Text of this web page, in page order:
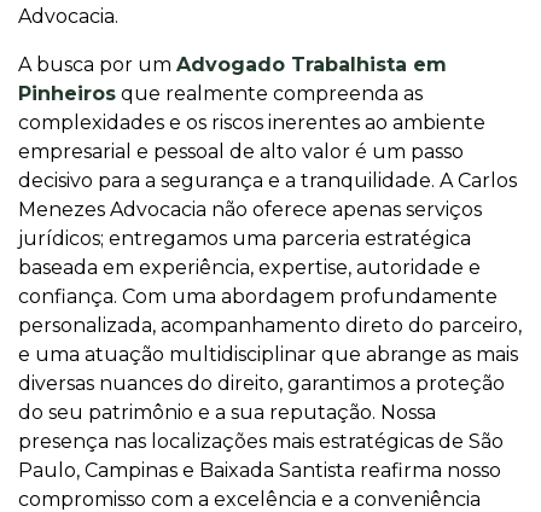
Advocacia.
A busca por um Advogado Trabalhista em
Pinheiros que realmente compreenda as
complexidades e os riscos inerentes ao ambiente
empresarial e pessoal de alto valor é um passo
decisivo para a segurança e a tranquilidade. A Carlos
Menezes Advocacia não oferece apenas serviços
jurídicos; entregamos uma parceria estratégica
baseada em experiência, expertise, autoridade e
confiança. Com uma abordagem profundamente
personalizada, acompanhamento direto do parceiro,
e uma atuação multidisciplinar que abrange as mais
diversas nuances do direito, garantimos a proteção
do seu patrimônio e a sua reputação. Nossa
presença nas localizações mais estratégicas de São
Paulo, Campinas e Baixada Santista reafirma nosso
compromisso com a excelência e a conveniência